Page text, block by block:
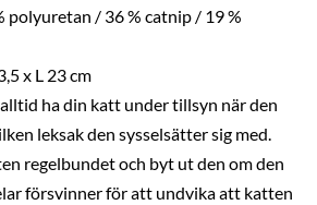
polyuretan / 36 % catnip / 19 %
x L 23 cm
ha din katt under tillsyn när den
leksak den sysselsätter sig med.
regelbundet och byt ut den om den
försvinner för att undvika att katten